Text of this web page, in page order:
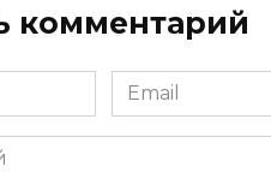
комментарий
Email
*